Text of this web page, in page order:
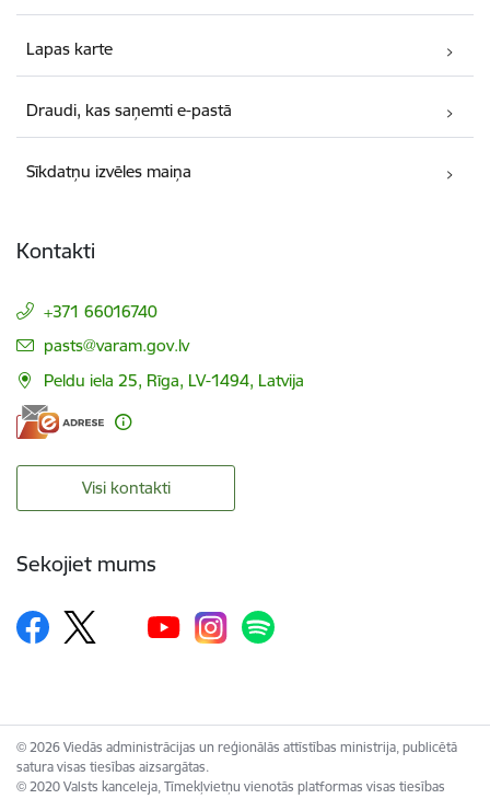
Lapas karte
Draudi, kas saņemti e-pastā
Sīkdatņu izvēles maiņa
Kontakti
+371 66016740
E-pasts:
pasts@varam.gov.lv
Peldu iela 25, Rīga, LV-1494, Latvija
Visi kontakti
Sekojiet mums
© 2026 Viedās administrācijas un reģionālās attīstības ministrija, publicētā
satura visas tiesības aizsargātas.
© 2020 Valsts kanceleja, Tīmekļvietņu vienotās platformas visas tiesības